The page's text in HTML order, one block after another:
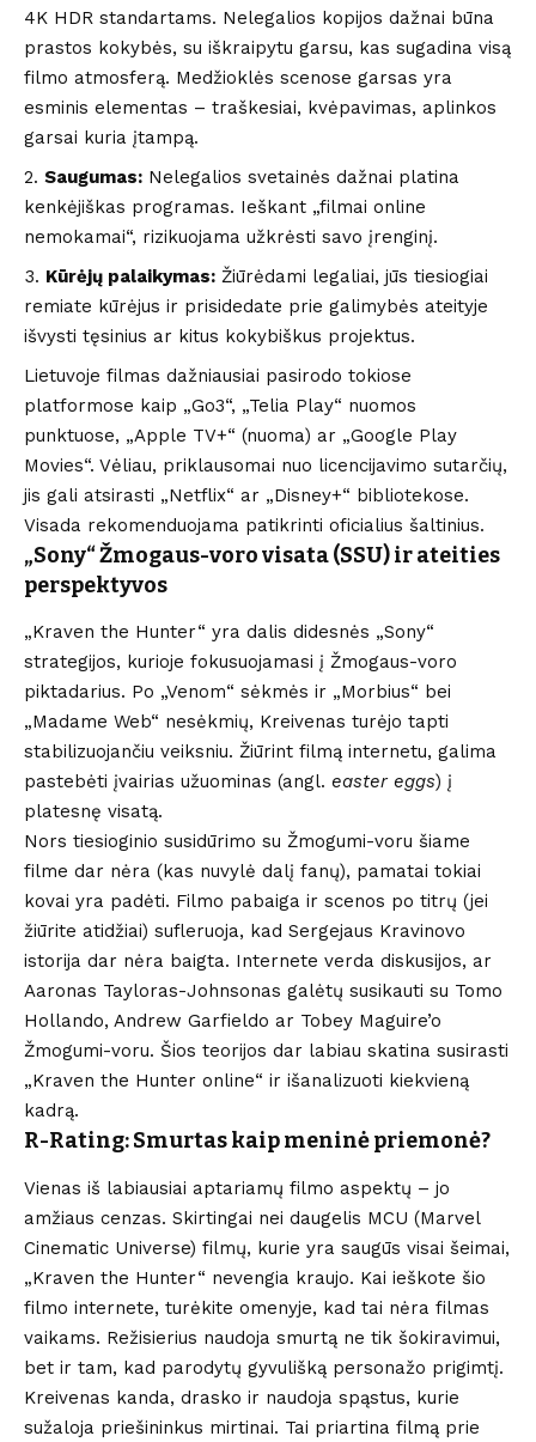
4K HDR standartams. Nelegalios kopijos dažnai būna
prastos kokybės, su iškraipytu garsu, kas sugadina visą
filmo atmosferą. Medžioklės scenose garsas yra
esminis elementas – traškesiai, kvėpavimas, aplinkos
garsai kuria įtampą.
Saugumas: Nelegalios svetainės dažnai platina
kenkėjiškas programas. Ieškant „filmai online
nemokamai“, rizikuojama užkrėsti savo įrenginį.
Kūrėjų palaikymas: Žiūrėdami legaliai, jūs tiesiogiai
remiate kūrėjus ir prisidedate prie galimybės ateityje
išvysti tęsinius ar kitus kokybiškus projektus.
Lietuvoje filmas dažniausiai pasirodo tokiose
platformose kaip „Go3“, „Telia Play“ nuomos
punktuose, „Apple TV+“ (nuoma) ar „Google Play
Movies“. Vėliau, priklausomai nuo licencijavimo sutarčių,
jis gali atsirasti „Netflix“ ar „Disney+“ bibliotekose.
Visada rekomenduojama patikrinti oficialius šaltinius.
„Sony“ Žmogaus-voro visata (SSU) ir ateities
perspektyvos
„Kraven the Hunter“ yra dalis didesnės „Sony“
strategijos, kurioje fokusuojamasi į Žmogaus-voro
piktadarius. Po „Venom“ sėkmės ir „Morbius“ bei
„Madame Web“ nesėkmių, Kreivenas turėjo tapti
stabilizuojančiu veiksniu. Žiūrint filmą internetu, galima
pastebėti įvairias užuominas (angl. easter eggs) į
platesnę visatą.
Nors tiesioginio susidūrimo su Žmogumi-voru šiame
filme dar nėra (kas nuvylė dalį fanų), pamatai tokiai
kovai yra padėti. Filmo pabaiga ir scenos po titrų (jei
žiūrite atidžiai) sufleruoja, kad Sergejaus Kravinovo
istorija dar nėra baigta. Internete verda diskusijos, ar
Aaronas Tayloras-Johnsonas galėtų susikauti su Tomo
Hollando, Andrew Garfieldo ar Tobey Maguire’o
Žmogumi-voru. Šios teorijos dar labiau skatina susirasti
„Kraven the Hunter online“ ir išanalizuoti kiekvieną
kadrą.
R-Rating: Smurtas kaip meninė priemonė?
Vienas iš labiausiai aptariamų filmo aspektų – jo
amžiaus cenzas. Skirtingai nei daugelis MCU (Marvel
Cinematic Universe) filmų, kurie yra saugūs visai šeimai,
„Kraven the Hunter“ nevengia kraujo. Kai ieškote šio
filmo internete, turėkite omenyje, kad tai nėra filmas
vaikams. Režisierius naudoja smurtą ne tik šokiravimui,
bet ir tam, kad parodytų gyvulišką personažo prigimtį.
Kreivenas kanda, drasko ir naudoja spąstus, kurie
sužaloja priešininkus mirtinai. Tai priartina filmą prie